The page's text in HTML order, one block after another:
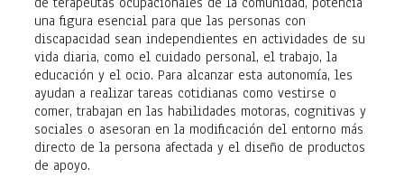
una figura esencial para que las personas con
discapacidad sean independientes en actividades de su
vida diaria, como el cuidado personal, el trabajo, la
educación y el ocio. Para alcanzar esta autonomía, les
ayudan a realizar tareas cotidianas como vestirse o
comer, trabajan en las habilidades motoras, cognitivas y
sociales o asesoran en la modificación del entorno más
directo de la persona afectada y el diseño de productos
de apoyo.